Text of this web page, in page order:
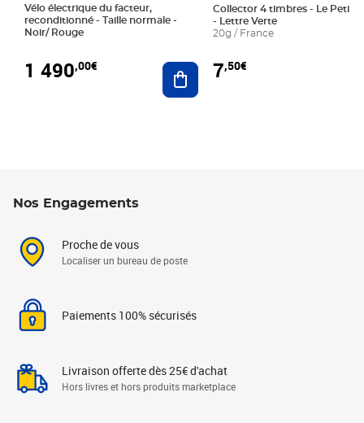
Vélo électrique du facteur,
reconditionné - Taille normale -
Noir/ Rouge
1 490,00€ Ajouter au panier
Collector 4 timbres - Le Petit
- Lettre Verte
20g / France
7,50€
Nos Engagements
Proche de vous
Localiser un bureau de poste
Paiements 100% sécurisés
Livraison offerte dès 25€ d'achat
Hors livres et hors produits marketplace